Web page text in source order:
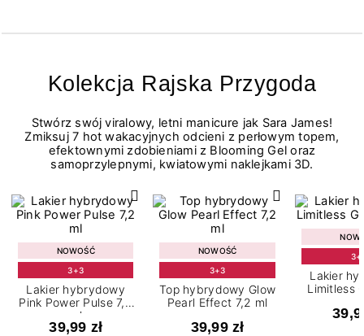
Kolekcja Rajska Przygoda
Stwórz swój viralowy, letni manicure jak Sara James!
Zmiksuj 7 hot wakacyjnych odcieni z perłowym topem,
efektownymi zdobieniami z Blooming Gel oraz
samoprzylepnymi, kwiatowymi naklejkami 3D.
NOWOŚĆ
3+3
Lakier hybrydowy
Pink Power Pulse 7,2
ml
39,99 zł
NOWOŚĆ
3+3
Top hybrydowy Glow
Pearl Effect 7,2 ml
39,99 zł
Lakier
Limitless